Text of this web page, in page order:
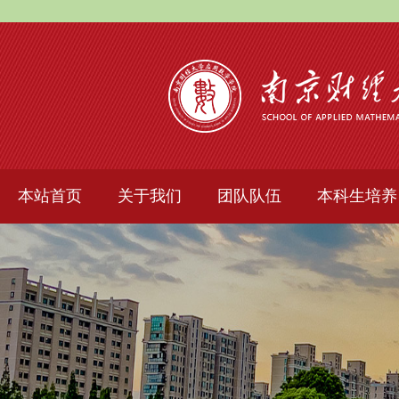
本站首页 关于我们 团队队伍 本科生培养